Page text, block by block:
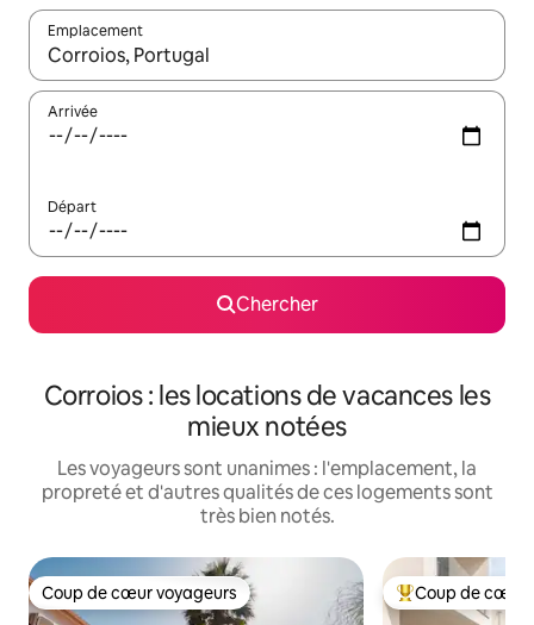
Emplacement
Quand les résultats sont affichés, parcourez-les en utilisant
Arrivée
Départ
Chercher
Corroios : les locations de vacances les
mieux notées
Les voyageurs sont unanimes : l'emplacement, la
propreté et d'autres qualités de ces logements sont
très bien notés.
Coup de cœur voyageurs
Coup de cœur voyageurs Coup de cœur
Coup de cœur